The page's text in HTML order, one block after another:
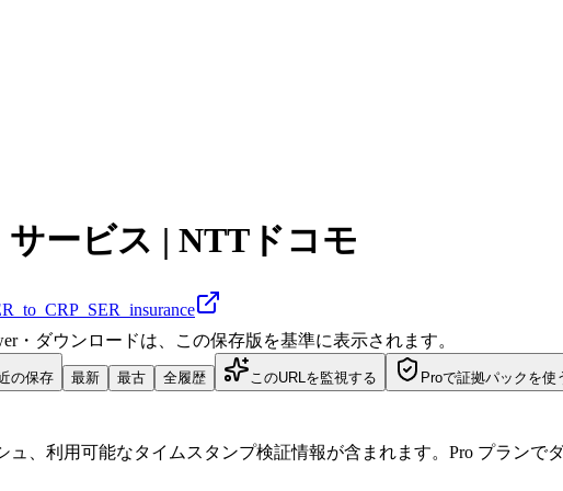
サービス | NTTドコモ
・ダウンロードは、この保存版を基準に表示されます。
の保存 最新 最古 全履歴 このURLを監視する Proで証拠パックを使
、利用可能なタイムスタンプ検証情報が含まれます。Pro プランで